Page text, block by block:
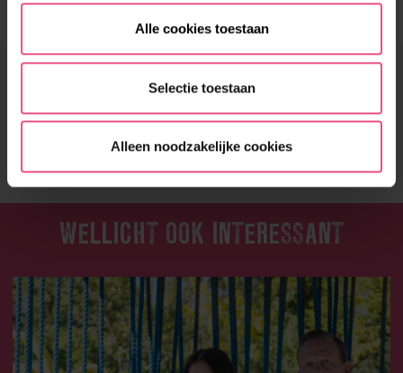
Alle cookies toestaan
Selectie toestaan
Alleen noodzakelijke cookies
DEEL HET MET JE VRIENDEN!
WELLICHT OOK INTERESSANT